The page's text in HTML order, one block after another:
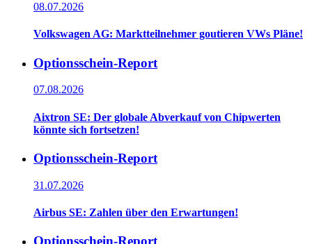
08.07.2026
Volkswagen AG: Marktteilnehmer goutieren VWs Pläne!
Optionsschein-Report
07.08.2026
Aixtron SE: Der globale Abverkauf von Chipwerten
könnte sich fortsetzen!
Optionsschein-Report
31.07.2026
Airbus SE: Zahlen über den Erwartungen!
Optionsschein-Report